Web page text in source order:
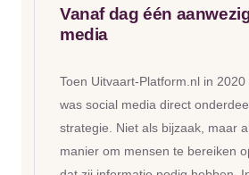
Vanaf dag één
media
Toen Uitvaart-Platform.nl in 2020
was social media direct
strategie. Niet als bijzaak, maar
manier om mensen te bereiken